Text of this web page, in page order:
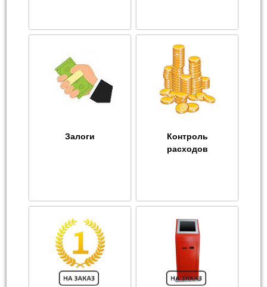
Залоги
Контроль
расходов